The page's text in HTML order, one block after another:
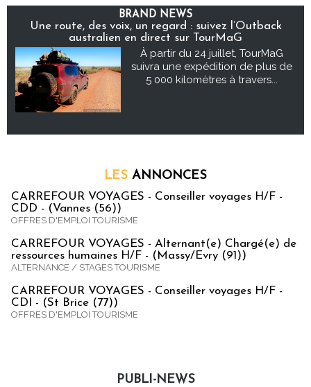
BRAND NEWS
Une route, des voix, un regard : suivez l’Outback
australien en direct sur TourMaG
À partir du 24 juillet, TourMaG
suivra une expédition de plus de
5 000 kilomètres à travers...
LES ANNONCES
CARREFOUR VOYAGES - Conseiller voyages H/F -
CDD - (Vannes (56))
OFFRES D'EMPLOI TOURISME
CARREFOUR VOYAGES - Alternant(e) Chargé(e) de
ressources humaines H/F - (Massy/Evry (91))
ALTERNANCE / STAGES TOURISME
CARREFOUR VOYAGES - Conseiller voyages H/F -
CDI - (St Brice (77))
OFFRES D'EMPLOI TOURISME
PUBLI-NEWS